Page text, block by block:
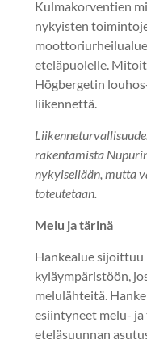
Kulmakorventien
nykyisten
eteläpuolelle.
Högbergetin
liikennettä.
rakentamista
nykyisellään, mutta
toteutetaan.
Melu ja tärinä
Hankealue sijoittuu
kyläympäristöön,
melulähteitä.
esiintyneet melu-
eteläsuunnan